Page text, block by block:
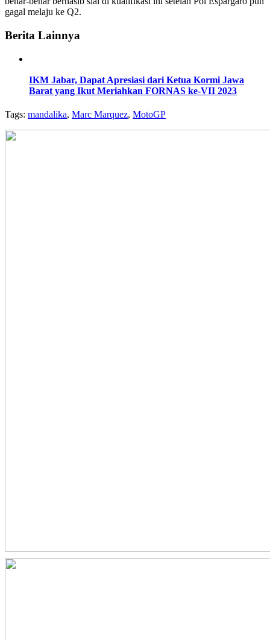
gagal melaju ke Q2.
Berita Lainnya
IKM Jabar, Dapat Apresiasi dari Ketua Kormi Jawa
Barat yang Ikut Meriahkan FORNAS ke-VII 2023
Tags: mandalika, Marc Marquez, MotoGP